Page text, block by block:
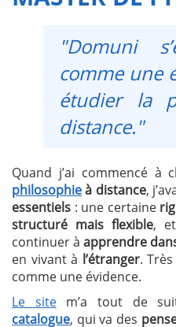
"Domuni
comme une
étudier la
distance."
Quand j’ai commencé à
philosophieà distance,
essentiels : une certaine
structuré mais flexible,
continuer à apprendre
en vivant à l’étranger.
comme une évidence.
Le sitem’a tout de
catalogue, qui va des